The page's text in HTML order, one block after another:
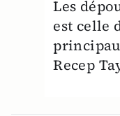
Les
est celle
Recep